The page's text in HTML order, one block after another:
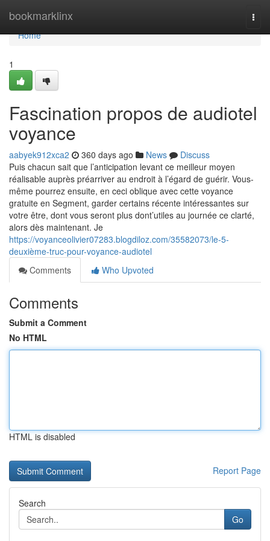
bookmarklinx
Home
Home
1
Fascination propos de audiotel
voyance
aabyek912xca2 360 days ago News
Discuss
Puis chacun sait que l’anticipation levant ce meilleur moyen
réalisable auprès préarriver au endroit à l’égard de guérir. Vous-
même pourrez ensuite, en ceci oblique avec cette voyance
gratuite en Segment, garder certains récente intéressantes sur
votre être, dont vous seront plus dont’utiles au journée ce clarté,
alors dès maintenant. Je
https://voyanceolivier07283.blogdiloz.com/35582073/le-5-
deuxième-truc-pour-voyance-audiotel
Comments
Who Upvoted
Comments
Submit a Comment
No HTML
HTML is disabled
Report Page
Search
Go